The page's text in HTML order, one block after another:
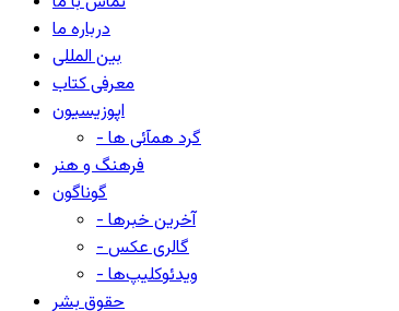
درباره ما
بین المللی
معرفی کتاب
اپوزیسیون
- گرد همآئی ها
فرهنگ و هنر
گوناگون
- آخرین خبرها
- گالری عکس
- ویدئوکلیپ‌ها
حقوق بشر